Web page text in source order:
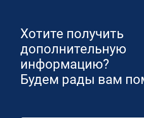
Хотите получить
дополнительную
информацию?
Будем рады вам